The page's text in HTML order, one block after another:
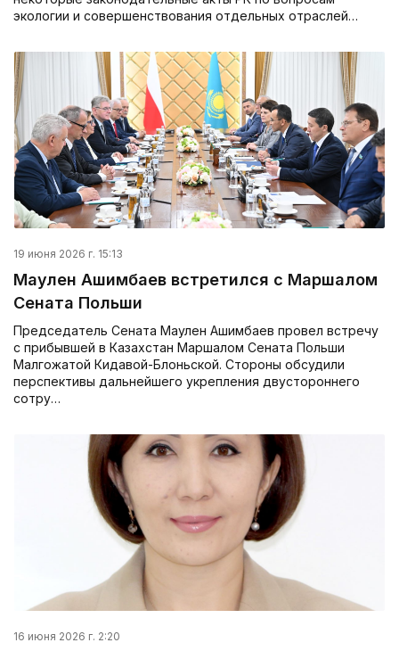
экологии и совершенствования отдельных отраслей…
19 июня 2026 г. 15:13
Маулен Ашимбаев встретился с Маршалом
Сената Польши
Председатель Сената Маулен Ашимбаев провел встречу
с прибывшей в Казахстан Маршалом Сената Польши
Малгожатой Кидавой-Блоньской. Стороны обсудили
перспективы дальнейшего укрепления двустороннего
сотру…
16 июня 2026 г. 2:20